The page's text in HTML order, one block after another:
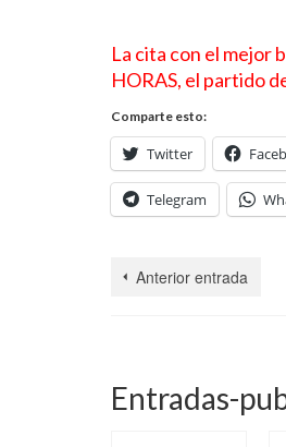
La cita con el mejor
HORAS, el partido
Comparte esto:
Twitter
Telegram
Anterior entrada
Entradas-